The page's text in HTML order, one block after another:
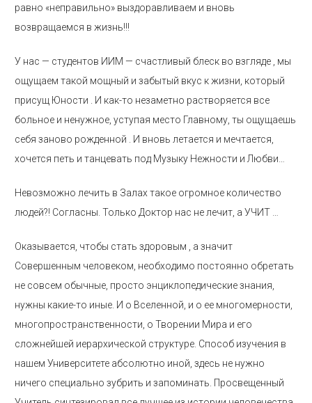
равно «неправильно» выздоравливаем и вновь
возвращаемся в жизнь!!!
У нас — студентов ИИМ — счастливый блеск во взгляде , мы
ощущаем такой мощный и забытый вкус к жизни, который
присущ Юности . И как-то незаметно растворяется все
больное и ненужное, уступая место Главному, ты ощущаешь
себя заново рожденной . И вновь летается и мечтается,
хочется петь и танцевать под Музыку Нежности и Любви…
Невозможно лечить в Залах такое огромное количество
людей?! Согласны. Только Доктор нас не лечит, а УЧИТ …
Оказывается, чтобы стать здоровым , а значит
Совершенным человеком, необходимо постоянно обретать
не совсем обычные, просто энциклопедические знания,
нужны какие-то иные. И о Вселенной, и о ее многомерности,
многопространственности, о Творении Мира и его
сложнейшей иерархической структуре. Способ изучения в
нашем Университете абсолютно иной, здесь не нужно
ничего специально зубрить и запоминать. Просвещенный